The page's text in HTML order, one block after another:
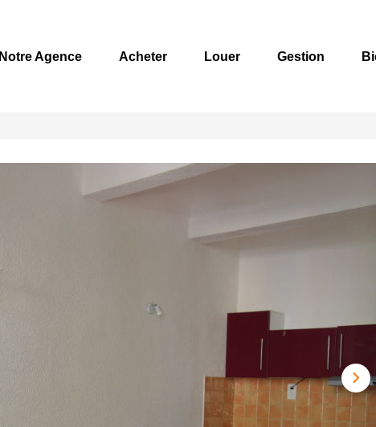
Notre Agence Acheter Louer Gestion